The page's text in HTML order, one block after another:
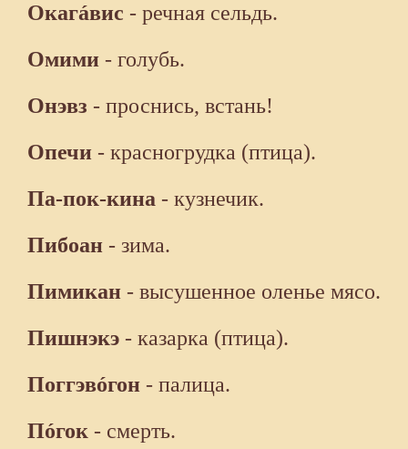
Окагáвис - речная сельдь.
Омими - голубь.
Онэвз - проснись, встань!
Опечи - красногрудка (птица).
Па-пок-кина - кузнечик.
Пибоан - зима.
Пимикан - высушенное оленье мясо.
Пишнэкэ - казарка (птица).
Поггэвóгон - палица.
Пóгок - смерть.